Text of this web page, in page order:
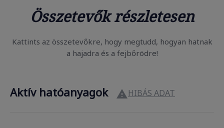
Összetevők részletesen
Kattints az összetevőkre, hogy megtudd, hogyan hatnak
a hajadra és a fejbőrödre!
Aktív hatóanyagok HIBÁS ADAT